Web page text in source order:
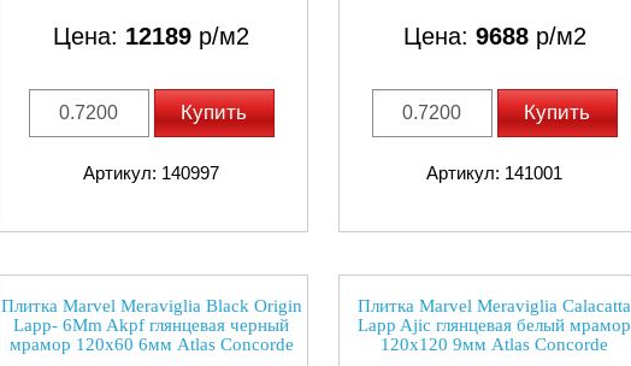
Цена: 12189 р/м2
Купить
Артикул: 140997
Цена: 9688р/м2
Купить
Артикул: 141001
Плитка Marvel Meraviglia Black Origin
Lapp- 6Mm Akpf глянцевая черный
мрамор 120x60 6мм Atlas Concorde
Плитка Marvel Meraviglia Calacatta
Lapp Ajic глянцевая белый мрамор
120x120 9мм Atlas Concorde